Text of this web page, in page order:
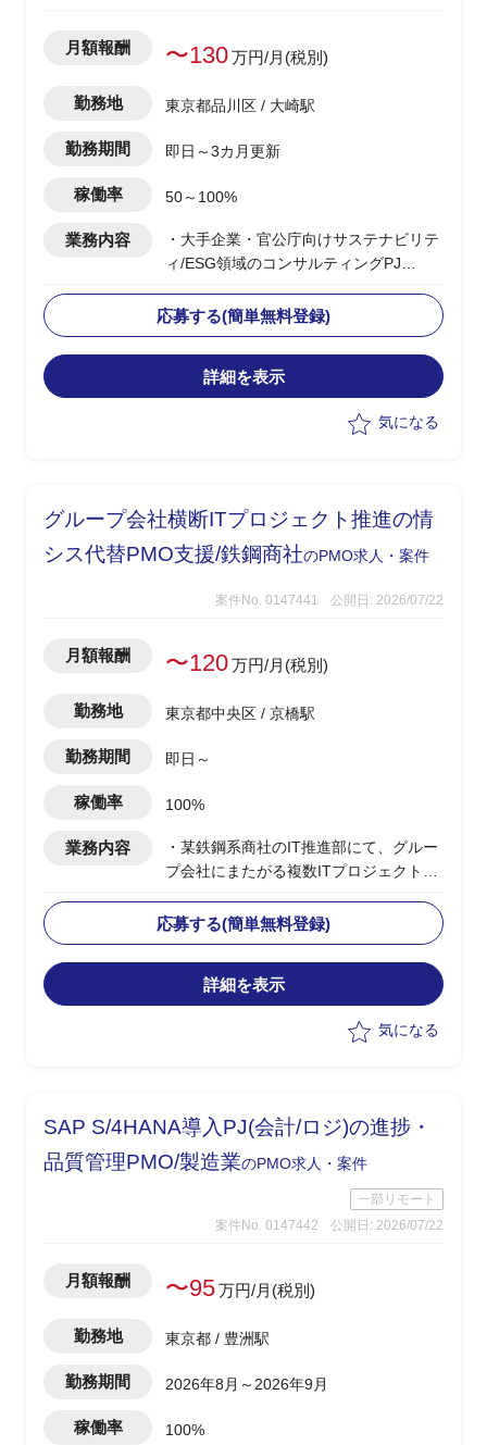
月額報酬 〜130万円/月(税別)
勤務地 東京都品川区 / 大崎駅
勤務期間 即日～3カ月更新
稼働率 50～100%
業務内容
・大手企業・官公庁向けサステナビリテ
ィ/ESG領域のコンサルティングPJ
案・構想策定から実行まで一気通貫でリ
ード
・CSRD・ISSB・SSBJ等の開示・規制
対応支援およびコンサルティング
ル/WBS管理、課題管理、顧客伴走
応募する(簡単無料登録)
詳細を表示
気になる
グループ会社横断ITプロジェクト推進の情
シス代替PMO支援/鉄鋼商社のPMO求人・案件
案件No. 0147441 公開日: 2026/07/22
月額報酬 〜120万円/月(税別)
勤務地 東京都中央区 / 京橋駅
勤務期間 即日～
稼働率 100%
業務内容
・某鉄鋼系商社のIT推進部にて、グルー
プ会社にまたがる複数ITプロジェクトの
側PMO
・グループ会社IT担当やベンダーとの定
例MTG実施、各社案件の進捗把握・整理
・本社IT推進部への報告資料（進捗サマ
・ベンダー／グループ会社間の調整事項
・プロジェクト計画書・WBS・スケジュ
ール管理の主体的な運用、予算・コスト
応募する(簡単無料登録)
詳細を表示
気になる
SAP S/4HANA導入PJ(会計/ロジ)の進捗・
品質管理PMO/製造業のPMO求人・案件
一部リモート
案件No. 0147442
公開日: 2026/07/22
月額報酬 〜95万円/月(税別)
勤務地 東京都 / 豊洲駅
勤務期間 2026年8月～2026年9月
稼働率 100%